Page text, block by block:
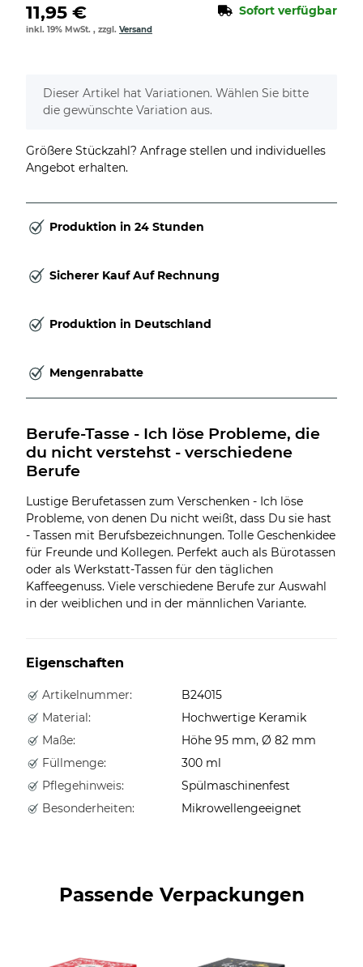
11,95 € Sofort verfügbar
inkl. 19% MwSt. , zzgl. Versand
x
Dieser Artikel hat Variationen. Wählen Sie bitte
die gewünschte Variation aus.
Größere Stückzahl? Anfrage stellen und individuelles
Angebot erhalten.
Produktion in 24 Stunden
Sicherer Kauf Auf Rechnung
Produktion in Deutschland
Mengenrabatte
Berufe-Tasse - Ich löse Probleme, die
du nicht verstehst - verschiedene
Berufe
Lustige Berufetassen zum Verschenken - Ich löse
Probleme, von denen Du nicht weißt, dass Du sie hast
- Tassen mit Berufsbezeichnungen. Tolle Geschenkidee
für Freunde und Kollegen. Perfekt auch als Bürotassen
oder als Werkstatt-Tassen für den täglichen
Kaffeegenuss. Viele verschiedene Berufe zur Auswahl
in der weiblichen und in der männlichen Variante.
Eigenschaften
Artikelnummer:
B24015
Material:
Hochwertige Keramik
Maße:
Höhe 95 mm, Ø 82 mm
Füllmenge:
300 ml
Pflegehinweis:
Spülmaschinenfest
Besonderheiten:
Mikrowellengeeignet
Passende Verpackungen